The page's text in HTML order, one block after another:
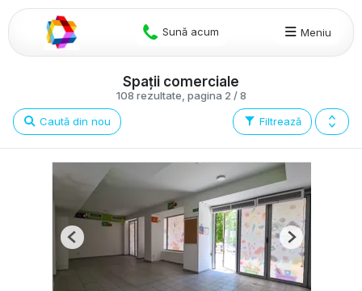
Sună acum Meniu
108 rezultate, pagina 2 / 8
Spații comerciale
Filtrează
Caută din nou
Previous Next